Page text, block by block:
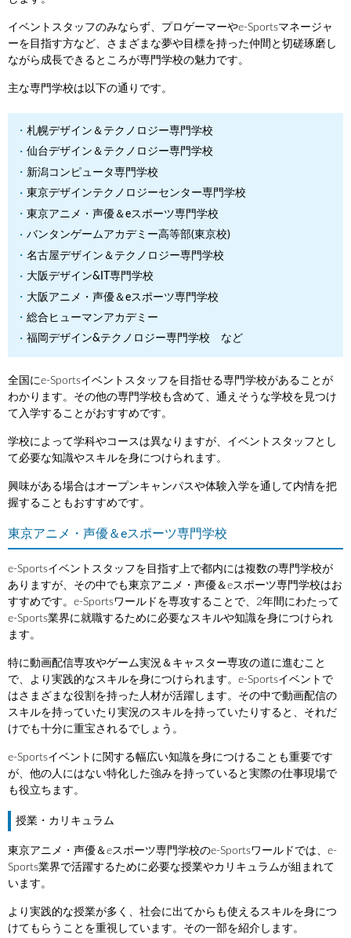
イベントスタッフのみならず、プロゲーマーやe-Sportsマネージャ
ーを目指す方など、さまざまな夢や目標を持った仲間と切磋琢磨し
ながら成長できるところが専門学校の魅力です。
主な専門学校は以下の通りです。
札幌デザイン＆テクノロジー専門学校
仙台デザイン＆テクノロジー専門学校
新潟コンピュータ専門学校
東京デザインテクノロジーセンター専門学校
東京アニメ・声優＆eスポーツ専門学校
バンタンゲームアカデミー高等部(東京校)
名古屋デザイン＆テクノロジー専門学校
大阪デザイン&IT専門学校
大阪アニメ・声優＆eスポーツ専門学校
総合ヒューマンアカデミー
福岡デザイン&テクノロジー専門学校 など
全国にe-Sportsイベントスタッフを目指せる専門学校があることが
わかります。その他の専門学校も含めて、通えそうな学校を見つけ
て入学することがおすすめです。
学校によって学科やコースは異なりますが、イベントスタッフとし
て必要な知識やスキルを身につけられます。
興味がある場合はオープンキャンパスや体験入学を通して内情を把
握することもおすすめです。
東京アニメ・声優＆eスポーツ専門学校
e-Sportsイベントスタッフを目指す上で都内には複数の専門学校が
ありますが、その中でも東京アニメ・声優＆eスポーツ専門学校はお
すすめです。e-Sportsワールドを専攻することで、2年間にわたって
e-Sports業界に就職するために必要なスキルや知識を身につけられ
ます。
特に動画配信専攻やゲーム実況＆キャスター専攻の道に進むこと
で、より実践的なスキルを身につけられます。e-Sportsイベントで
はさまざまな役割を持った人材が活躍します。その中で動画配信の
スキルを持っていたり実況のスキルを持っていたりすると、それだ
けでも十分に重宝されるでしょう。
e-Sportsイベントに関する幅広い知識を身につけることも重要です
が、他の人にはない特化した強みを持っていると実際の仕事現場で
も役立ちます。
授業・カリキュラム
東京アニメ・声優＆eスポーツ専門学校のe-Sportsワールドでは、e-
Sports業界で活躍するために必要な授業やカリキュラムが組まれて
います。
より実践的な授業が多く、社会に出てからも使えるスキルを身につ
けてもらうことを重視しています。その一部を紹介します。